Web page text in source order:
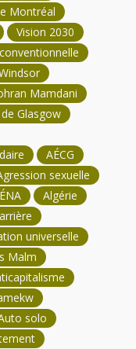
Montréal
Vision 2030
Mamdani
Glasgow
AÉCG
sexuelle
Algérie
universelle
Malm
solo